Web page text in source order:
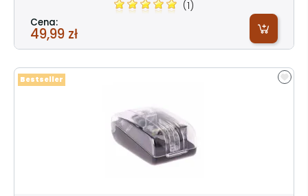
(1)
Cena:
49,99 zł
Bestseller